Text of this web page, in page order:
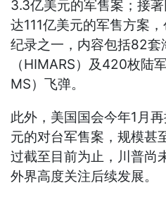
3.3亿美元的军售案；接
达111亿美元的军售方案
纪录之一，内容包括82套
（HIMARS）及420枚陆
MS）飞弹。
此外，美国国会今年1月
元的对台军售案，规模甚
过截至目前为止，川普尚
外界高度关注后续发展。